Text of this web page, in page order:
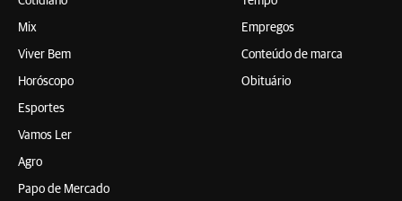
Mix
Viver Bem
Horóscopo
Esportes
Vamos Ler
Agro
Papo de Mercado
Empregos
Conteúdo de marca
Obituário